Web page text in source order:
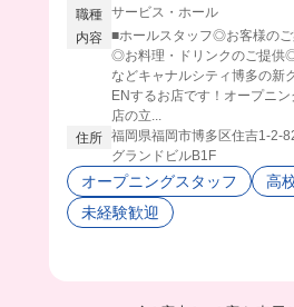
職種 サービス・ホール
内容 ■ホールスタッフ◎お客様の
◎お料理・ドリンクのご提
などキャナルシティ博多の新
ENするお店です！オープニ
店の立...
住所 福岡県福岡市博多区住吉1-2-
グランドビルB1F
オープニングスタッフ
高
未経験歓迎